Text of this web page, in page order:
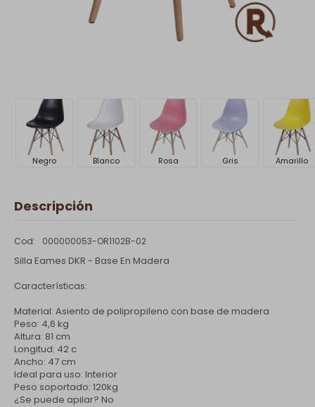
Negro Blanco Rosa Gris Amarillo
Descripción
000000053-OR1102B-02
Silla Eames DKR - Base En Madera
Características:
Material: Asiento de polipropileno con base de madera
Peso: 4,6 kg
Altura: 81 cm
Longitud: 42 c
Ancho: 47 cm
Ideal para uso: Interior
Peso soportado: 120kg
¿Se puede apilar? No